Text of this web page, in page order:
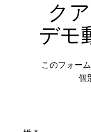
ク
デモ
このフォー
個